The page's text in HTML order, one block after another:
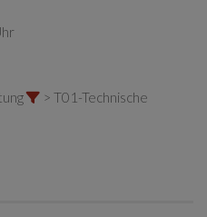
> T01-Technische